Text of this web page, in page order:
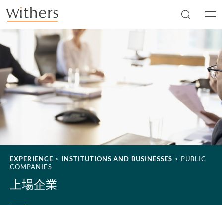
Skip to main content
EXPERIENCE > INSTITUTIONS AND BUSINESSES > PUBLIC
COMPANIES
上場企業